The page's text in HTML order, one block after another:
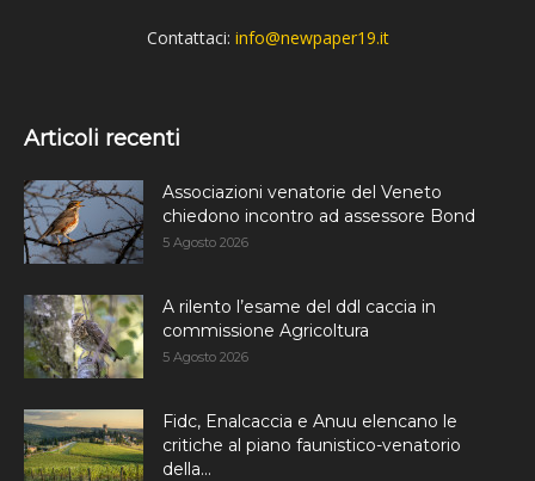
Contattaci: info@newpaper19.it
Articoli recenti
Associazioni venatorie del Veneto
chiedono incontro ad assessore Bond
5 Agosto 2026
A rilento l’esame del ddl caccia in
commissione Agricoltura
5 Agosto 2026
Fidc, Enalcaccia e Anuu elencano le
critiche al piano faunistico-venatorio
della...